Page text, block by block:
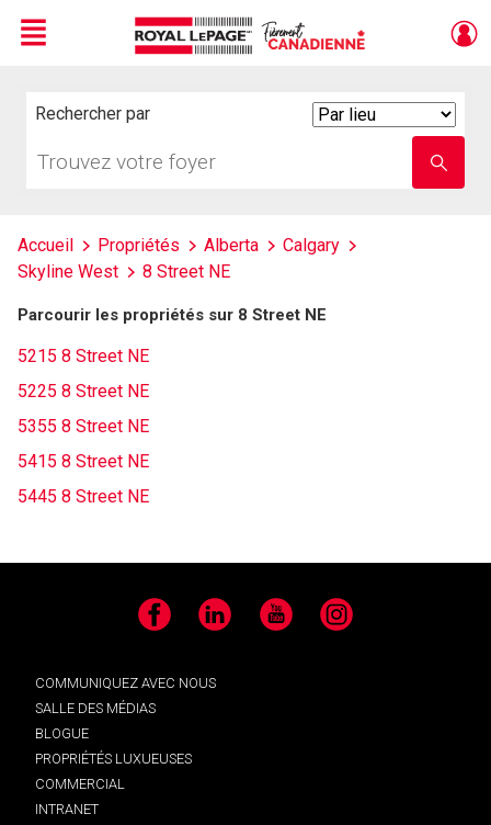
Menu
Rechercher par
votre
nom
Accueil Propriétés Alberta
Calgary
Skyline West
8 Street NE
Parcourir les propriétés sur 8 Street NE
5215 8 Street NE
5225 8 Street NE
5355 8 Street NE
5415 8 Street NE
5445 8 Street NE
Facebook LinkedIn YouTube Instagram
COMMUNIQUEZ AVEC NOUS
SALLE DES MÉDIAS
BLOGUE
PROPRIÉTÉS LUXUEUSES
COMMERCIAL
INTRANET